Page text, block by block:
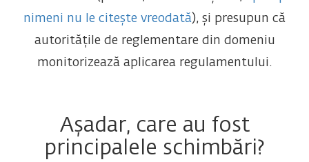
nimeni nu le citește vreodată), și presupun că
autoritățile de reglementare din domeniu
monitorizează aplicarea regulamentului.
Așadar, care au fost
principalele schimbări?